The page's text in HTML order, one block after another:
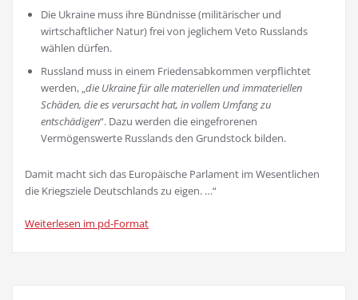
Die Ukraine muss ihre Bündnisse (militärischer und
wirtschaftlicher Natur) frei von jeglichem Veto Russlands
wählen dürfen.
Russland muss in einem Friedensabkommen verpflichtet
werden, „die Ukraine für alle materiellen und immateriellen
Schäden, die es verursacht hat, in vollem Umfang zu
entschädigen“. Dazu werden die eingefrorenen
Vermögenswerte Russlands den Grundstock bilden.
Damit macht sich das Europäische Parlament im Wesentlichen
die Kriegsziele Deutschlands zu eigen. …“
Weiterlesen im pd-Format